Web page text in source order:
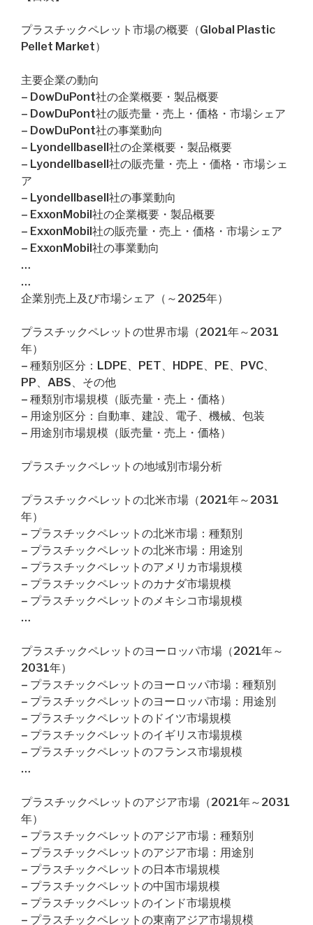
プラスチックペレット市場の概要（Global Plastic
Pellet Market）
主要企業の動向
– DowDuPont社の企業概要・製品概要
– DowDuPont社の販売量・売上・価格・市場シェア
– DowDuPont社の事業動向
– Lyondellbasell社の企業概要・製品概要
– Lyondellbasell社の販売量・売上・価格・市場シェ
ア
– Lyondellbasell社の事業動向
– ExxonMobil社の企業概要・製品概要
– ExxonMobil社の販売量・売上・価格・市場シェア
– ExxonMobil社の事業動向
…
…
企業別売上及び市場シェア（～2025年）
プラスチックペレットの世界市場（2021年～2031
年）
– 種類別区分：LDPE、PET、HDPE、PE、PVC、
PP、ABS、その他
– 種類別市場規模（販売量・売上・価格）
– 用途別区分：自動車、建設、電子、機械、包装
– 用途別市場規模（販売量・売上・価格）
プラスチックペレットの地域別市場分析
プラスチックペレットの北米市場（2021年～2031
年）
– プラスチックペレットの北米市場：種類別
– プラスチックペレットの北米市場：用途別
– プラスチックペレットのアメリカ市場規模
– プラスチックペレットのカナダ市場規模
– プラスチックペレットのメキシコ市場規模
…
プラスチックペレットのヨーロッパ市場（2021年～
2031年）
– プラスチックペレットのヨーロッパ市場：種類別
– プラスチックペレットのヨーロッパ市場：用途別
– プラスチックペレットのドイツ市場規模
– プラスチックペレットのイギリス市場規模
– プラスチックペレットのフランス市場規模
…
プラスチックペレットのアジア市場（2021年～2031
年）
– プラスチックペレットのアジア市場：種類別
– プラスチックペレットのアジア市場：用途別
– プラスチックペレットの日本市場規模
– プラスチックペレットの中国市場規模
– プラスチックペレットのインド市場規模
– プラスチックペレットの東南アジア市場規模